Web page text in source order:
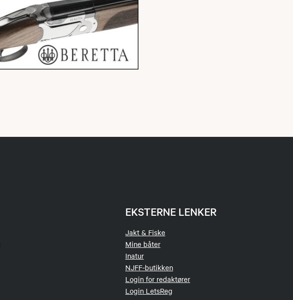
EKSTERNE LENKER
Jakt & Fiske
Mine båter
Inatur
NJFF-butikken
Login for redaktører
Login LetsReg